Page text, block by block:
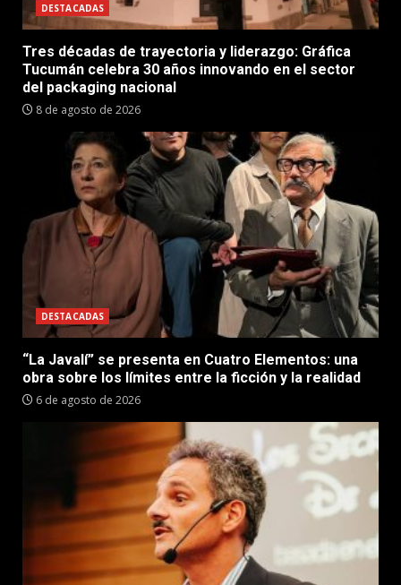
DESTACADAS
Tres décadas de trayectoria y liderazgo: Gráfica
Tucumán celebra 30 años innovando en el sector
del packaging nacional
8 de agosto de 2026
DESTACADAS
“La Javalí” se presenta en Cuatro Elementos: una
obra sobre los límites entre la ficción y la realidad
6 de agosto de 2026